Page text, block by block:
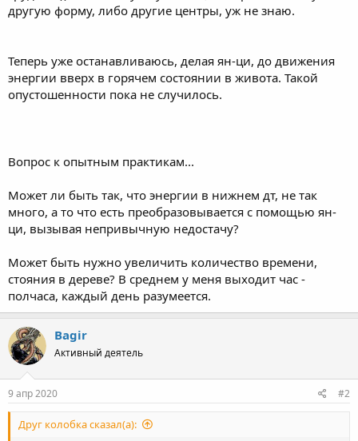
другую форму, либо другие центры, уж не знаю.
Теперь уже останавливаюсь, делая ян-ци, до движения
энергии вверх в горячем состоянии в живота. Такой
опустошенности пока не случилось.
Вопрос к опытным практикам...
Может ли быть так, что энергии в нижнем дт, не так
много, а то что есть преобразовывается с помощью ян-
ци, вызывая непривычную недостачу?
Может быть нужно увеличить количество времени,
стояния в дереве? В среднем у меня выходит час -
полчаса, каждый день разумеется.
Bagir
Активный деятель
9 апр 2020 #2
Друг колобка сказал(а):